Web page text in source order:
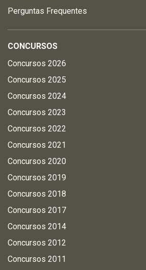
Perguntas Frequentes
CONCURSOS
Concursos 2026
Concursos 2025
Concursos 2024
Concursos 2023
Concursos 2022
Concursos 2021
Concursos 2020
Concursos 2019
Concursos 2018
Concursos 2017
Concursos 2014
Concursos 2012
Concursos 2011